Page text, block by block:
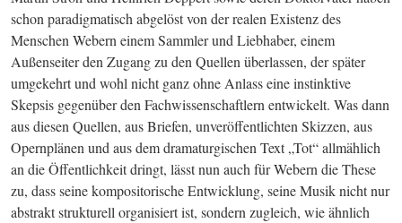
schon paradigmatisch abgelöst von der realen Existenz des
Menschen Webern einem Sammler und Liebhaber, einem
Außenseiter den Zugang zu den Quellen überlassen, der später
umgekehrt und wohl nicht ganz ohne Anlass eine instinktive
Skepsis gegenüber den Fachwissenschaftlern entwickelt. Was dann
aus diesen Quellen, aus Briefen, unveröffentlichten Skizzen, aus
Opernplänen und aus dem dramaturgischen Text „Tot“ allmählich
an die Öffentlichkeit dringt, lässt nun auch für Webern die These
zu, dass seine kompositorische Entwicklung, seine Musik nicht nur
abstrakt strukturell organisiert ist, sondern zugleich, wie ähnlich